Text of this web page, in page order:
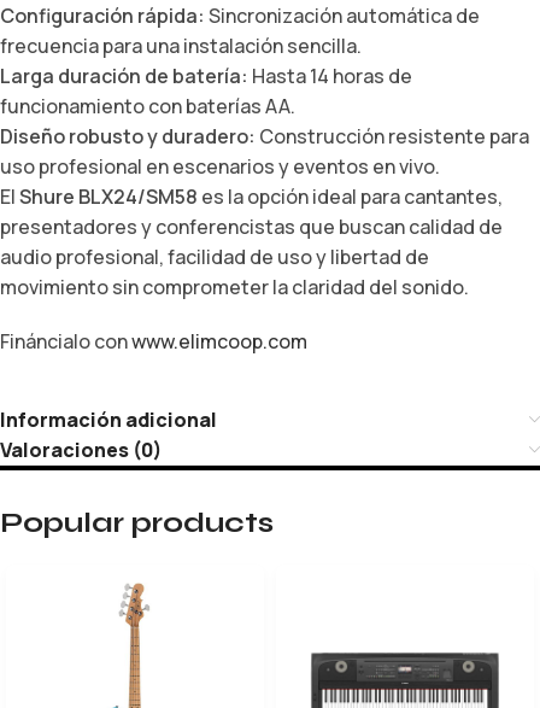
Configuración rápida: Sincronización automática de
frecuencia para una instalación sencilla.
Larga duración de batería: Hasta 14 horas de
funcionamiento con baterías AA.
Diseño robusto y duradero: Construcción resistente para
uso profesional en escenarios y eventos en vivo.
ElShure BLX24/SM58 es la opción ideal para cantantes,
presentadores y conferencistas que buscan calidad de
audio profesional, facilidad de uso y libertad de
movimiento sin comprometer la claridad del sonido.
Fináncialo conwww.elimcoop.com
Información adicional
Valoraciones (0)
Popular products